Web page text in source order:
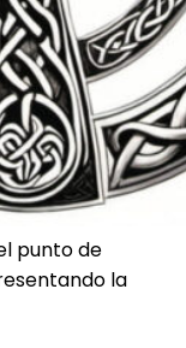
punto de
la